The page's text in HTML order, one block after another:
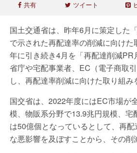
共有 ツイート
国土交通省は、昨年6月に策定した
で示された再配達率の削減に向け
年に引き続き4月を「再配達削減PR
省庁や宅配事業者、EC（電子商取
し、再配達率削減に向けた取り組み
国交省は、2022年度にはEC市場が
模、物販系分野で13.9兆円規模、宅
は50億個となっているとして、再
な悪影響を及ぼすことから、その削